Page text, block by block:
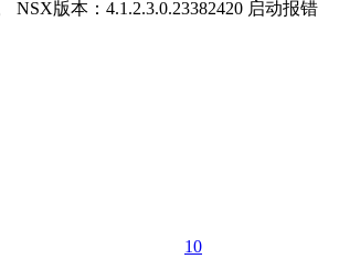
NSX版本：4.1.2.3.0.23382420 启动报错
10